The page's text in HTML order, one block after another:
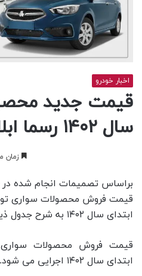
اخبار خودرو
قیمت جدید
سال ۱۴۰۲ رسما ابلاغ شد
زمان
براساس تصمیمات انجام شده
قیمت فروش محصولات سواری
ابتدای سال ۱۴۰۲ به شرح جدول ذیل اعلام شد.
قیمت فروش محصولات سواری
ابتدای سال ۱۴۰۲ اجرایی می شود.